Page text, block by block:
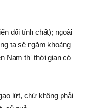
đổi tính chất); ngoài
ta sẽ ngâm khoảng
Nam thì thời gian có
lứt, chứ không phải